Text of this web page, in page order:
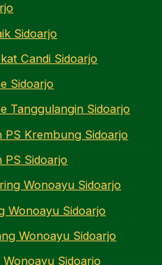
Sidoarjo
Candi Sidoarjo
Sidoarjo
Tanggulangin Sidoarjo
PS Krembung Sidoarjo
PS Sidoarjo
Wonoayu Sidoarjo
Wonoayu Sidoarjo
Wonoayu Sidoarjo
Sidoarjo